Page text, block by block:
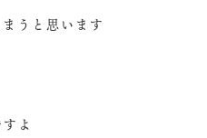
うと思います
よ